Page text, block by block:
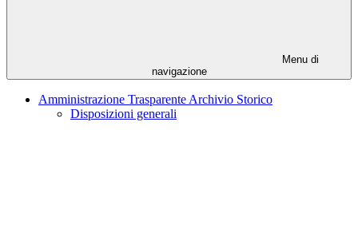
Menu di
navigazione
Amministrazione Trasparente Archivio Storico
Disposizioni generali